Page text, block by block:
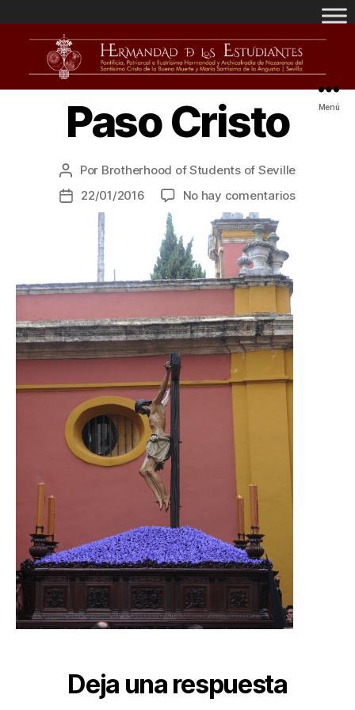
Menú
Paso Cristo
Por Brotherhood of Students of Seville
22/01/2016
No hay comentarios
Deja una respuesta